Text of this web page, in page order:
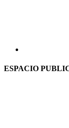
ESPACIO